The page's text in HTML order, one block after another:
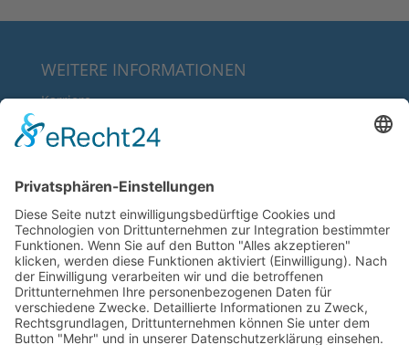
WEITERE INFORMATIONEN
Karriere
Über uns
Downloads
RECHTLICHE INFORMATIONEN
AGB’s
Datenschutz
Impressum